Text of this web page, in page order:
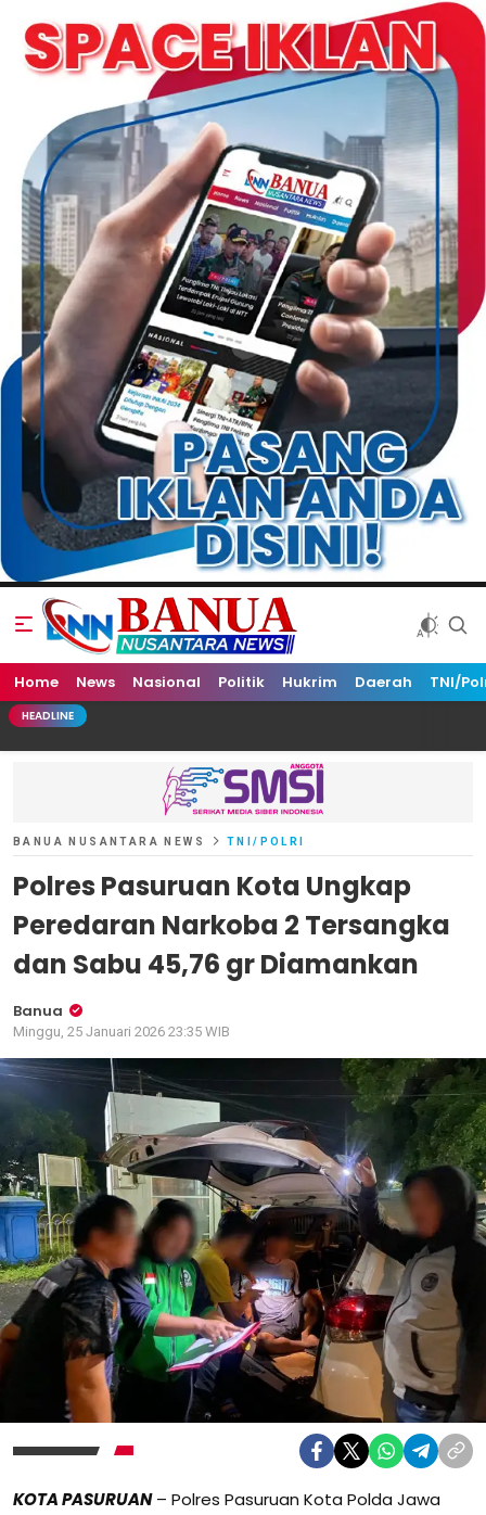
Banua Nusantara News
Home News Nasional Politik Hukrim Daerah TNI/
HEADLINE
BANUA NUSANTARA NEWS TNI/POLRI
Polres Pasuruan Kota Ungkap
Peredaran Narkoba 2 Tersangka
dan Sabu 45,76 gr Diamankan
Banua
Minggu, 25 Januari 2026 23:35 WIB
KOTA PASURUAN– Polres Pasuruan Kota Polda Jawa